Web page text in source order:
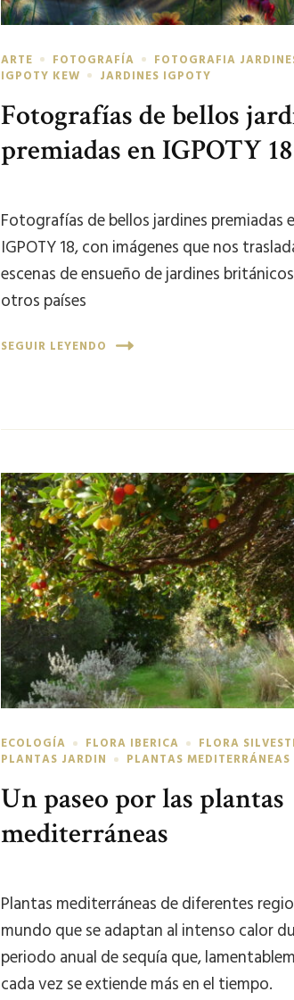
ARTE FOTOGRAFÍA
FOTOGRAFIA
IGPOTY KEW
JARDINES IGPOTY
Fotografías de bellos
premiadas en IGPOTY 18
Fotografías de bellos jardines premiadas
IGPOTY 18, con imágenes que nos
escenas de ensueño de jardines
otros países
SEGUIR LEYENDO
ECOLOGÍA FLORA IBERICA
FLORA
PLANTAS JARDIN
PLANTAS MEDITERRÁNEAS
Un paseo por las plantas
mediterráneas
Plantas mediterráneas de diferentes
mundo que se adaptan al intenso calor
periodo anual de sequía que,
cada vez se extiende más en el tiempo.